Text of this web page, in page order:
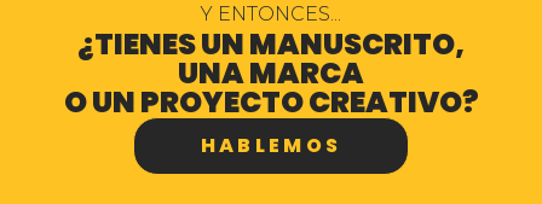
Y ENTONCES...
¿TIENES UN MANUSCRITO,
UNA MARCA
O UN PROYECTO CREATIVO?
HABLEMOS